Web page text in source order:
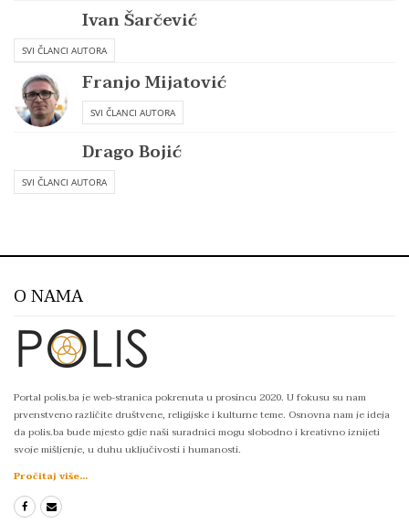
Ivan Šarčević
SVI ČLANCI AUTORA
Franjo Mijatović
SVI ČLANCI AUTORA
Drago Bojić
SVI ČLANCI AUTORA
O NAMA
Portal polis.ba je web-stranica pokrenuta u prosincu 2020. U fokusu su nam
prvenstveno različite društvene, religijske i kulturne teme. Osnovna nam je ideja
da polis.ba bude mjesto gdje naši suradnici mogu slobodno i kreativno iznijeti
svoje mišljenje, u duhu uključivosti i humanosti.
Pročitaj više...